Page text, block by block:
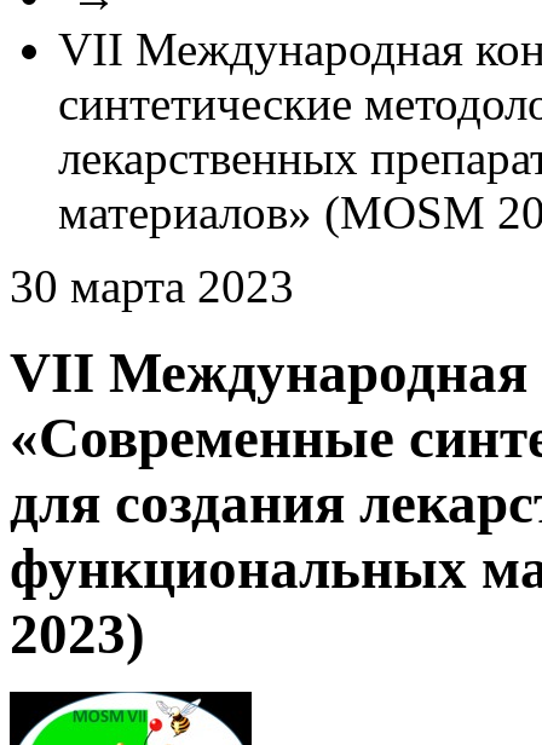
VII Международная
синтетические
лекарственных
материалов» (MOSM
30 марта 2023
VII Международная
«Современные
для создания
функциональных
2023)